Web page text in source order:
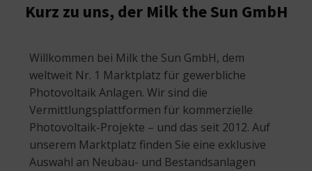
Kurz zu uns, der Milk the Sun GmbH
Willkommen bei Milk the Sun GmbH, dem
weltweit Nr. 1 Marktplatz für gewerbliche
Photovoltaik Anlagen. Wir sind die
Vermittlungsplattformen für kommerzielle
Photovoltaik-Projekte – und das seit 2012. Auf
unserem Marktplatz finden Sie eine exklusive
Auswahl an Neubau- und Bestandsanlagen